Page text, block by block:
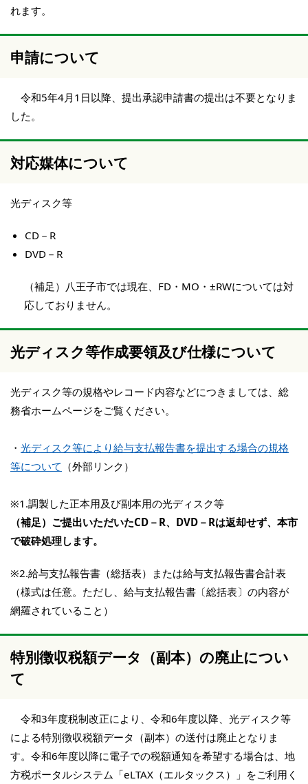
れます。
申請について
令和5年4月1日以降、提出承認申請書の提出は不要となりま
した。
対応媒体について
光ディスク等
CD－R
DVD－R
（補足）八王子市では現在、FD・MO・±RWについては対
応しておりません。
光ディスク等作成要領及び仕様について
光ディスク等の規格やレコード内容などにつきましては、総
務省ホームページをご覧ください。
・ 光ディスク等により給与支払報告書を提出する場合の規格
等について （外部リンク）
※1.調製した正本用及び副本用の光ディスク等
（補足）ご提出いただいたCD－R、DVD－Rは返却せず、本市
で破砕処理します。
※2.給与支払報告書（総括表）または給与支払報告書合計表
（様式は任意。ただし、給与支払報告書〔総括表〕の内容が
網羅されていること）
特別徴収税額データ（副本）の廃止につい
て
令和3年度税制改正により、令和6年度以降、光ディスク等
による特別徴収税額データ（副本）の送付は廃止となりま
す。令和6年度以降に電子での税額通知を希望する場合は、地
方税ポータルシステム「eLTAX（エルタックス）」をご利用く